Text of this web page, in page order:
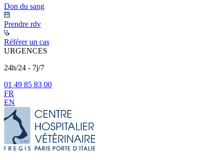
Don du sang
Prendre rdv
Référer un cas
URGENCES
24h/24 - 7j/7
01 49 85 83 00
FR
EN